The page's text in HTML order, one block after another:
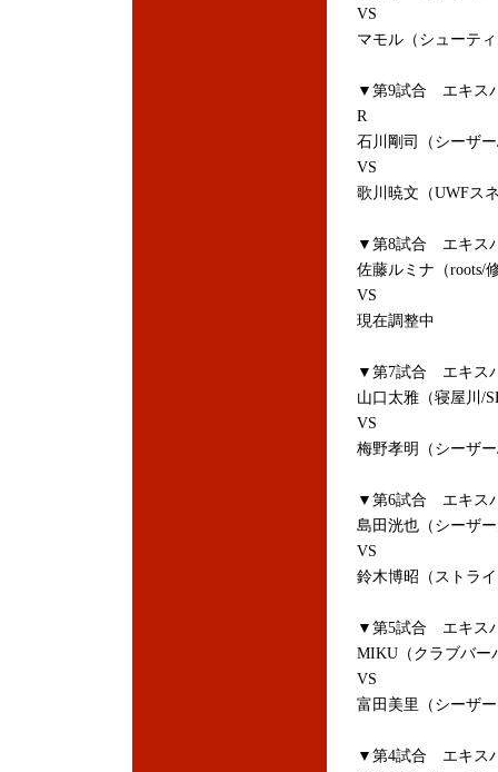
VS
マモル（シューテ
▼第9試合 エキス
R
石川剛司（シーザ
VS
歌川暁文（UWFス
▼第8試合 エキス
佐藤ルミナ（roots/
VS
現在調整中
▼第7試合 エキス
山口太雅（寝屋川/
VS
梅野孝明（シー
▼第6試合 エキス
島田洸也（シーザ
VS
鈴木博昭（ストラ
▼第5試合 エキス
MIKU（クラブバー
VS
富田美里（シーザ
▼第4試合 エキス